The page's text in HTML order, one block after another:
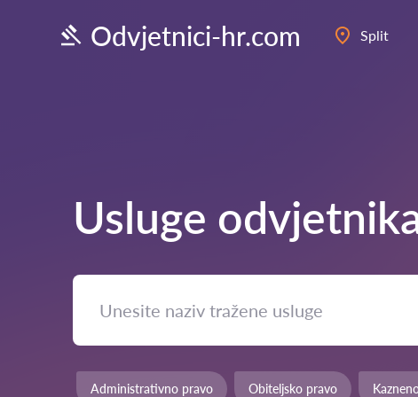
Odvjetnici-hr.com Split
Usluge
Administrativno pravo Obiteljsko pravo